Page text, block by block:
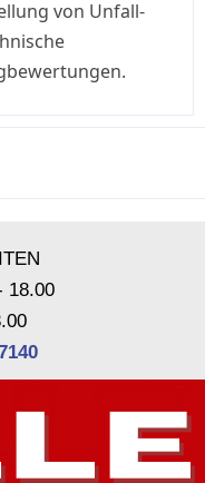
von Unfall-
18.00